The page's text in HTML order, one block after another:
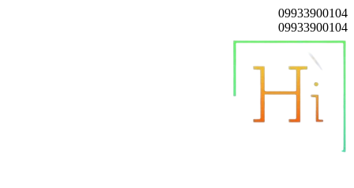
09933900104
09933900104